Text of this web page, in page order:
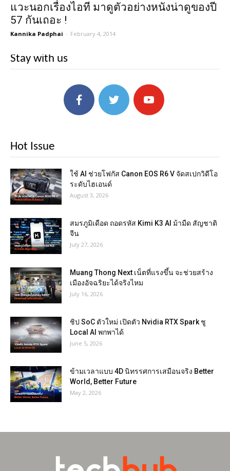
แวะนอกเรื่องไอที มาดูตัวอย่างหนังน่าดูของปี
57 กันเถอะ !
Kannika Padphai - February 4, 2014
Stay with us
Hot Issue
ใช้ AI ช่วยโฟกัส Canon EOS R6 V จัดสเปกวิดีโอ
ระดับไฮเอนด์
August 3, 2026
สมรภูมิเดือด ถอดรหัส Kimi K3 AI ม้ามืด สัญชาติ
จีน
July 27, 2026
Muang Thong Next เน็ตที่แรงขึ้น จะช่วยสร้าง
เมืองอัจฉริยะได้จริงไหม
July 16, 2026
ชิป SoC ตัวใหม่ เปิดตัว Nvidia RTX Spark ชู
Local AI พกพาได้
June 5, 2026
ข้ามเวลาแบบ 4D นิทรรศการเสมือนจริง Better
World, Better Future
May 2, 2026